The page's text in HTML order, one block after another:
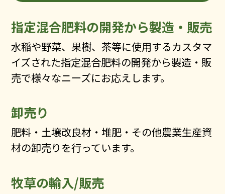
指定混合肥料の開発から製造・販売
水稲や野菜、果樹、茶等に使用するカスタマ
イズされた指定混合肥料の開発から製造・販
売で様々なニーズにお応えします。
卸売り
肥料・土壌改良材・堆肥・その他農業生産資
材の卸売りを行っています。
牧草の輸入/販売